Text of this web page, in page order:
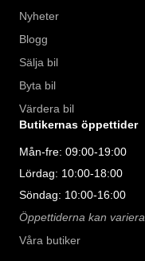
Nyheter
Blogg
Sälja bil
Byta bil
Värdera bil
Butikernas öppettider
Mån-fre: 09:00-19:00
Lördag: 10:00-18:00
Söndag: 10:00-16:00
Öppettiderna kan variera
Våra butiker